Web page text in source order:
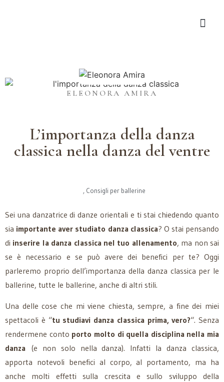
ELEONORA AMIRA
L’importanza della danza
classica nella danza del ventre
, Consigli per ballerine
Sei una danzatrice di danze orientali e ti stai chiedendo quanto
sia importante aver studiato danza classica? O stai pensando
di inserire la danza classica nel tuo allenamento, ma non sai
se è necessario e se può avere dei benefici per te? Oggi
parleremo proprio dell’importanza della danza classica per le
ballerine, tutte le ballerine, anche di altri stili.
Una delle cose che mi viene chiesta, sempre, a fine dei miei
spettacoli è “tu studiavi danza classica prima, vero?“. Senza
rendermene conto porto molto di quella disciplina nella mia
danza (e non solo nella danza). Infatti la danza classica,
apporta notevoli benefici al corpo, al portamento, ma ha
anche molti effetti sulla crescita e sullo sviluppo della